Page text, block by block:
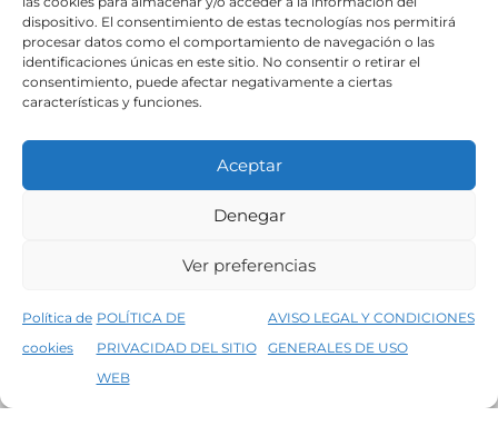
dispositivo. El consentimiento de estas tecnologías nos permitirá
procesar datos como el comportamiento de navegación o las
identificaciones únicas en este sitio. No consentir o retirar el
consentimiento, puede afectar negativamente a ciertas
características y funciones.
Aceptar
Denegar
Ver preferencias
Política de
cookies
POLÍTICA DE
PRIVACIDAD DEL SITIO
WEB
AVISO LEGAL Y CONDICIONES
GENERALES DE USO
5% de descuento en tu primera compra, utiliza el código PRIMERACOMPRA
Condiciones generales de venta
Política de privacidad del sitio web
©2026 Decopintur- todos los derechos